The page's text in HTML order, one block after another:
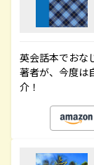
英会話本でおな
著者が、今度は
介！